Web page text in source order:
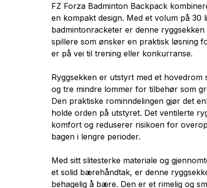
FZ Forza Badminton Backpack
en kompakt design. Med et volum på 30
badmintonracketer er denne
spillere som ønsker en praktisk løsning
er på vei til trening eller konkurranse.
Ryggsekken er utstyrt med et
og tre mindre lommer for tilbehør som
Den praktiske rominndelingen gjør det
holde orden på utstyret. Det ventilerte
komfort og reduserer risikoen for
bagen i lengre perioder.
Med sitt slitesterke materiale og
et solid bærehåndtak, er denne
behagelig å bære. Den er et rimelig og